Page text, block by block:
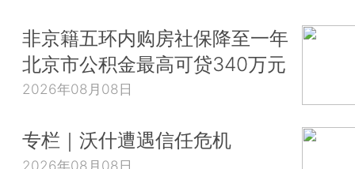
非京籍五环内购房社保降至一年
北京市公积金最高可贷340万元
2026年08月08日
专栏｜沃什遭遇信任危机
2026年08月08日